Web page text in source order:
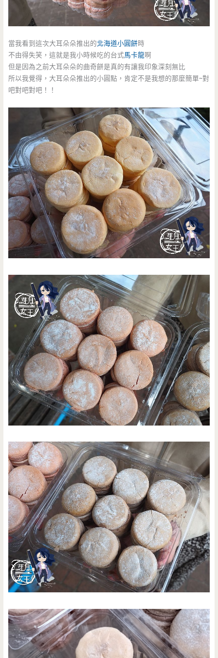
當我看到這次大耳朵朵推出的北海道小圓餅時
不由得失笑，這就是我小時候吃的台式馬卡龍啊
但是因為之前大耳朵朵的曲奇餅是真的有讓我印象深刻無比
所以我覺得，大耳朵朵推出的小圓點，肯定不是我想的那麼簡單~對
吧對吧對吧！！